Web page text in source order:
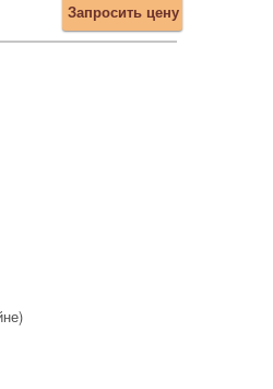
Запросить цену